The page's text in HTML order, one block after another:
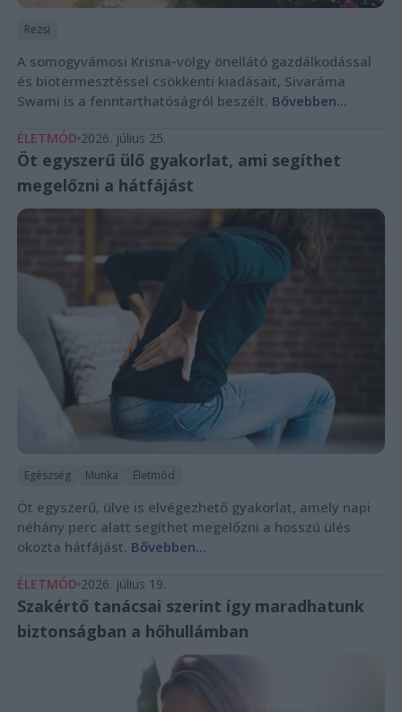
Rezsi
A somogyvámosi Krisna-völgy önellátó gazdálkodással
és biotermesztéssel csökkenti kiadásait, Sivaráma
Swami is a fenntarthatóságról beszélt. Bővebben...
ÉLETMÓD 2026. július 25.
Öt egyszerű ülő gyakorlat, ami segíthet
megelőzni a hátfájást
Egészség Munka Életmód
Öt egyszerű, ülve is elvégezhető gyakorlat, amely napi
néhány perc alatt segíthet megelőzni a hosszú ülés
okozta hátfájást. Bővebben...
ÉLETMÓD 2026. július 19.
Szakértő tanácsai szerint így maradhatunk
biztonságban a hőhullámban